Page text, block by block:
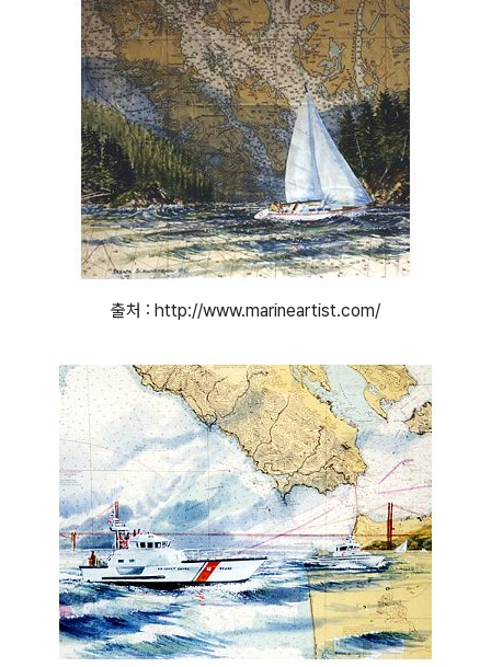
출처 : http://www.marineartist.com/